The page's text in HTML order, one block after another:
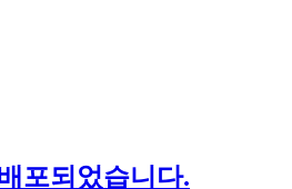
포되었습니다.